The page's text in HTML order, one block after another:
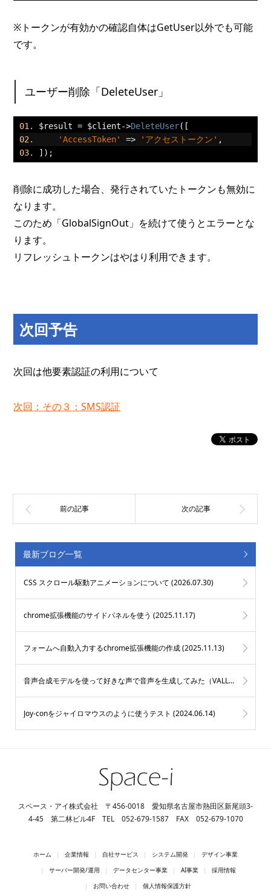
※トークンが有効かの確認自体はGetUser以外でも可能
です。
ユーザー削除「DeleteUser」
$result = $client->DeleteUser([
'AccessToken'
=> 'アクセストークン' ,
]);
削除に成功した場合、発行されていたトークンも無効に
なります。
このため「GlobalSignOut」を続けて使うとエラーとな
ります。
リフレッシュトークンはやはり利用できます。
次回予告
次回は他要素認証の利用について
次回：その３：SMS認証
最新ブログ一覧
CSS スクロール駆動アニメーションについて (2026.07.30)
chrome拡張機能のサイドパネルを使う (2025.11.17)
フォームへ自動入力するchrome拡張機能の作成 (2025.11.13)
音声合成モデルを使って好きな声で音声を生成してみた（VALL-E X） (
Joy-conをジャイロマウスのように使うテスト (2024.06.14)
スペース・アイ株式会社 〒456-0018 愛知県名古屋市熱田区新尾頭3-
4-45 第二林ビル4F TEL 052-679-1587 FAX 052-679-1070
ホーム 企業情報 自社サービス システム開発
デザイン事業
サーバー開発/運用
データセンター事業 AI事業
採用情報
お問い合わせ
個人情報保護方針